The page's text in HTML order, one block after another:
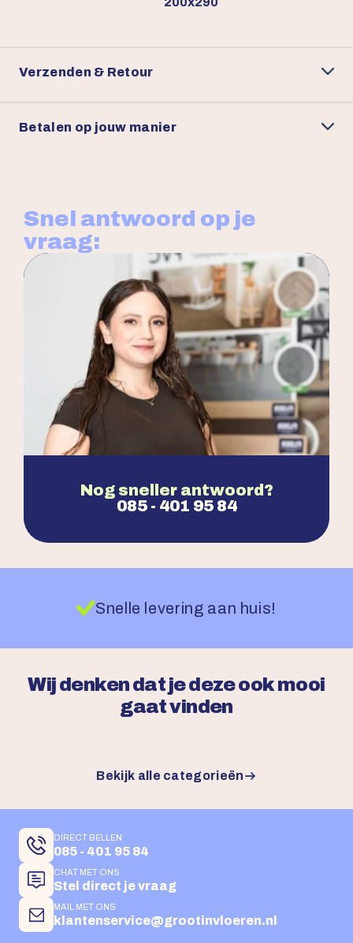
Verzenden & Retour
Betalen op jouw manier
Snel antwoord op je
vraag:
Nog sneller antwoord?
085 - 401 95 84
Snelle levering aan huis!
Wij denken dat je deze ook mooi
gaat vinden
Bekijk alle categorieën
DIRECT BELLEN
085 - 401 95 84
CHAT MET ONS
Stel direct je vraag
MAIL MET ONS
klantenservice@grootinvloeren.nl